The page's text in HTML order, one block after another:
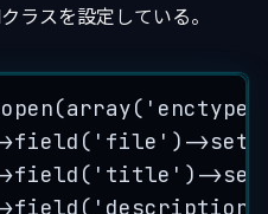
スを設定している。
open(array( ' enctype
field ( ' file ' ) ->
field ( ' title ' ) ->
field ( ' description